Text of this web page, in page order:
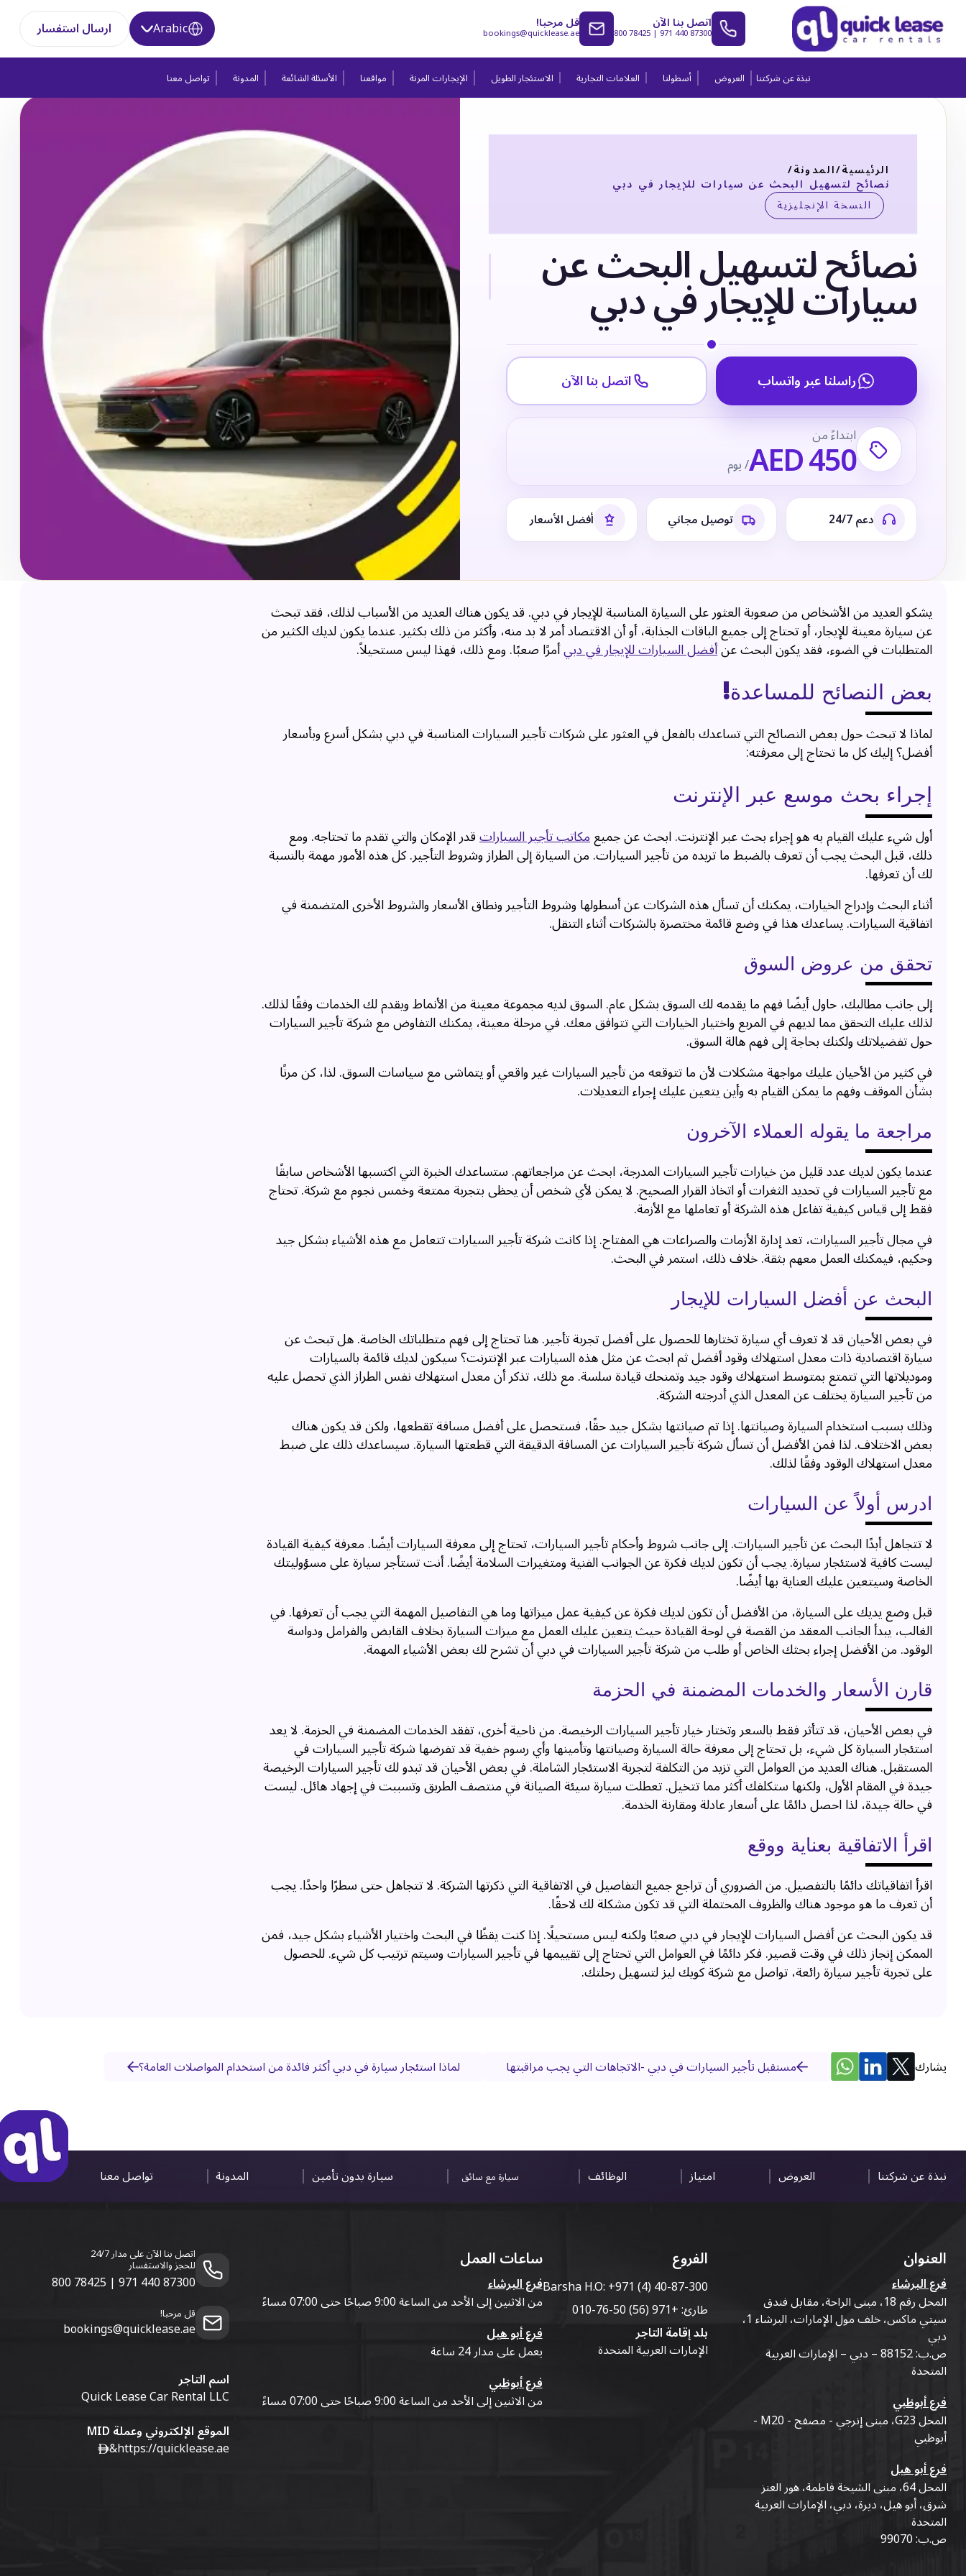
اتصل بنا الآن800 78425 |971 440 87300 قل مرحبا!
bookings@quicklease.ae
Arabic ارسال استفسار
نبذة عن شركتنا العروض أسطولنا العلامات التجارية الاستئجار الطويل الإيجارات المرنة مواقعنا الأسئلة الشائعة المدونة تواصل معنا
الرئيسية/المدونة/
نصائح لتسهيل البحث عن سيارات للإيجار في دبي
النسخة الإنجليزية
نصائح لتسهيل البحث عن
سيارات للإيجار في دبي
راسلنا عبر واتساب اتصل بنا الآن
ابتداءً من
AED 450/ يوم
دعم 24/7 توصيل مجاني أفضل الأسعار
يشكو العديد من الأشخاص من صعوبة العثور على السيارة المناسبة للإيجار في دبي. قد يكون هناك العديد من الأسباب لذلك، فقد تبحث
عن سيارة معينة للإيجار، أو تحتاج إلى جميع الباقات الجذابة، أو أن الاقتصاد أمر لا بد منه، وأكثر من ذلك بكثير. عندما يكون لديك الكثير من
المتطلبات في الضوء، فقد يكون البحث عنأفضل السيارات للإيجار في دبيأمرًا صعبًا. ومع ذلك، فهذا ليس مستحيلاً.
بعض النصائح للمساعدة!
لماذا لا تبحث حول بعض النصائح التي تساعدك بالفعل في العثور على شركات تأجير السيارات المناسبة في دبي بشكل أسرع وبأسعار
أفضل؟ إليك كل ما تحتاج إلى معرفته:
إجراء بحث موسع عبر الإنترنت
أول شيء عليك القيام به هو إجراء بحث عبر الإنترنت. ابحث عن جميعمكاتب تأجير السياراتقدر الإمكان والتي تقدم ما تحتاجه. ومع
ذلك، قبل البحث يجب أن تعرف بالضبط ما تريده من تأجير السيارات. من السيارة إلى الطراز وشروط التأجير. كل هذه الأمور مهمة بالنسبة
لك أن تعرفها.
أثناء البحث وإدراج الخيارات، يمكنك أن تسأل هذه الشركات عن أسطولها وشروط التأجير ونطاق الأسعار والشروط الأخرى المتضمنة في
اتفاقية السيارات. يساعدك هذا في وضع قائمة مختصرة بالشركات أثناء التنقل.
تحقق من عروض السوق
إلى جانب مطالبك، حاول أيضًا فهم ما يقدمه لك السوق بشكل عام. السوق لديه مجموعة معينة من الأنماط ويقدم لك الخدمات وفقًا لذلك.
لذلك عليك التحقق مما لديهم في المربع واختيار الخيارات التي تتوافق معك. في مرحلة معينة، يمكنك التفاوض مع شركة تأجير السيارات
حول تفضيلاتك ولكنك بحاجة إلى فهم هالة السوق.
في كثير من الأحيان عليك مواجهة مشكلات لأن ما تتوقعه من تأجير السيارات غير واقعي أو يتماشى مع سياسات السوق. لذا، كن مرنًا
بشأن الموقف وفهم ما يمكن القيام به وأين يتعين عليك إجراء التعديلات.
مراجعة ما يقوله العملاء الآخرون
عندما يكون لديك عدد قليل من خيارات تأجير السيارات المدرجة، ابحث عن مراجعاتهم. ستساعدك الخبرة التي اكتسبها الأشخاص سابقًا
مع تأجير السيارات في تحديد الثغرات أو اتخاذ القرار الصحيح. لا يمكن لأي شخص أن يحظى بتجربة ممتعة وخمس نجوم مع شركة. تحتاج
فقط إلى قياس كيفية تفاعل هذه الشركة أو تعاملها مع الأزمة.
في مجال تأجير السيارات، تعد إدارة الأزمات والصراعات هي المفتاح. إذا كانت شركة تأجير السيارات تتعامل مع هذه الأشياء بشكل جيد
وحكيم، فيمكنك العمل معهم بثقة. خلاف ذلك، استمر في البحث.
البحث عن أفضل السيارات للإيجار
في بعض الأحيان قد لا تعرف أي سيارة تختارها للحصول على أفضل تجربة تأجير. هنا تحتاج إلى فهم متطلباتك الخاصة. هل تبحث عن
سيارة اقتصادية ذات معدل استهلاك وقود أفضل ثم ابحث عن مثل هذه السيارات عبر الإنترنت؟ سيكون لديك قائمة بالسيارات
وموديلاتها التي تتمتع بمتوسط ​​استهلاك وقود جيد وتمنحك قيادة سلسة. مع ذلك، تذكر أن معدل استهلاك نفس الطراز الذي تحصل عليه
من تأجير السيارة يختلف عن المعدل الذي أدرجته الشركة.
وذلك بسبب استخدام السيارة وصيانتها. إذا تم صيانتها بشكل جيد حقًا، فستحصل على أفضل مسافة تقطعها، ولكن قد يكون هناك
بعض الاختلاف. لذا فمن الأفضل أن تسأل شركة تأجير السيارات عن المسافة الدقيقة التي قطعتها السيارة. سيساعدك ذلك على ضبط
معدل استهلاك الوقود وفقًا لذلك.
ادرس أولاً عن السيارات
لا تتجاهل أبدًا البحث عن تأجير السيارات. إلى جانب شروط وأحكام تأجير السيارات، تحتاج إلى معرفة السيارات أيضًا. معرفة كيفية القيادة
ليست كافية لاستئجار سيارة. يجب أن تكون لديك فكرة عن الجوانب الفنية ومتغيرات السلامة أيضًا. أنت تستأجر سيارة على مسؤوليتك
الخاصة وسيتعين عليك العناية بها أيضًا.
قبل وضع يديك على السيارة، من الأفضل أن تكون لديك فكرة عن كيفية عمل ميزاتها وما هي التفاصيل المهمة التي يجب أن تعرفها. في
الغالب، يبدأ الجانب المعقد من القصة في لوحة القيادة حيث يتعين عليك العمل مع ميزات السيارة بخلاف القابض والفرامل ودواسة
الوقود. من الأفضل إجراء بحثك الخاص أو طلب من شركة تأجير السيارات في دبي أن تشرح لك بعض الأشياء المهمة.
قارن الأسعار والخدمات المضمنة في الحزمة
في بعض الأحيان، قد تتأثر فقط بالسعر وتختار خيار تأجير السيارات الرخيصة. من ناحية أخرى، تفقد الخدمات المضمنة في الحزمة. لا يعد
استئجار السيارة كل شيء، بل تحتاج إلى معرفة حالة السيارة وصيانتها وتأمينها وأي رسوم خفية قد تفرضها شركة تأجير السيارات في
المستقبل. هناك العديد من العوامل التي تزيد من التكلفة لتجربة الاستئجار الشاملة. في بعض الأحيان قد تبدو لك تأجير السيارات الرخيصة
جيدة في المقام الأول، ولكنها ستكلفك أكثر مما تتخيل. تعطلت سيارة سيئة الصيانة في منتصف الطريق وتسببت في إجهاد هائل. ليست
في حالة جيدة، لذا احصل دائمًا على أسعار عادلة ومقارنة الخدمة.
اقرأ الاتفاقية بعناية ووقع
اقرأ اتفاقياتك دائمًا بالتفصيل. من الضروري أن تراجع جميع التفاصيل في الاتفاقية التي ذكرتها الشركة. لا تتجاهل حتى سطرًا واحدًا. يجب
أن تعرف ما هو موجود هناك والظروف المحتملة التي قد تكون مشكلة لك لاحقًا.
قد يكون البحث عن أفضل السيارات للإيجار في دبي صعبًا ولكنه ليس مستحيلًا. إذا كنت يقظًا في البحث واختيار الأشياء بشكل جيد، فمن
الممكن إنجاز ذلك في وقت قصير. فكر دائمًا في العوامل التي تحتاج إلى تقييمها في تأجير السيارات وسيتم ترتيب كل شيء. للحصول
على تجربة تأجير سيارة رائعة، تواصل مع شركة كويك ليز لتسهيل رحلتك.
يشارك مستقبل تأجير السيارات في دبي -الاتجاهات التي يجب مراقبتها لماذا استئجار سيارة في دبي أكثر فائدة من استخدام المواصلات العامة؟
نبذة عن شركتنا العروض امتياز الوظائف سيارة مع سائق سيارة بدون تأمين المدونة تواصل معنا
العنوان
فرع البرشاء
المحل رقم 18، مبنى الراحة، مقابل فندق
سيتي ماكس، خلف مول الإمارات، البرشاء 1،
دبي
ص.ب: 88152 – دبي – الإمارات العربية
المتحدة
فرع أبوظبي
المحل G23، مبنى إنرجي - مصفح - M20 -
أبوظبي
فرع أبو هيل
المحل 64، مبنى الشيخة فاطمة، هور العنز
شرق، أبو هيل، ديرة، دبي، الإمارات العربية
المتحدة
ص.ب: 99070
الفروع
Barsha H.O:+971 (4) 40-87-300
طارئ:+971 (56) 50-76-010
بلد إقامة التاجر
الإمارات العربية المتحدة
ساعات العمل
فرع البرشاء
من الاثنين إلى الأحد من الساعة 9:00 صباحًا حتى 07:00 مساءً
فرع أبو هيل
يعمل على مدار 24 ساعة
فرع أبوظبي
من الاثنين إلى الأحد من الساعة 9:00 صباحًا حتى 07:00 مساءً
اتصل بنا الآن على مدار 24/7
للحجز والاستفسار
800 78425 | 971 440 87300
قل مرحبا!
bookings@quicklease.ae
اسم التاجر
Quick Lease Car Rental LLC
الموقع الإلكتروني وعملة MID
https://quicklease.ae
&